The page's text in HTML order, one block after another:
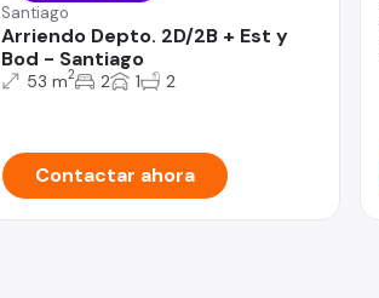
Santiago
Arriendo Depto. 2D/2B + Est y
Bod - Santiago
53 m2 2 1 2
Contactar ahora